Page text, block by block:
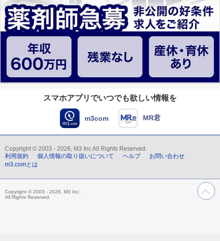
スマホアプリでいつでも欲しい情報を
m3com MR君
Copyright © 2003 - 2026, M3 Inc All Rights Reserved.
利用規約
個人情報の取り扱いについて ヘルプ
お問い合わせ
m3.comとは
Copyright © 2003 - 2026, M3 Inc.
All Rights Reserved.